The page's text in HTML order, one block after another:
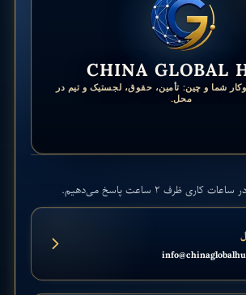
CHINA GLOBAL
شما و چین: تأمین، حقوق، لجستیک و تیم در
محل.
کاری ظرف ۲ ساعت پاسخ می‌دهیم.